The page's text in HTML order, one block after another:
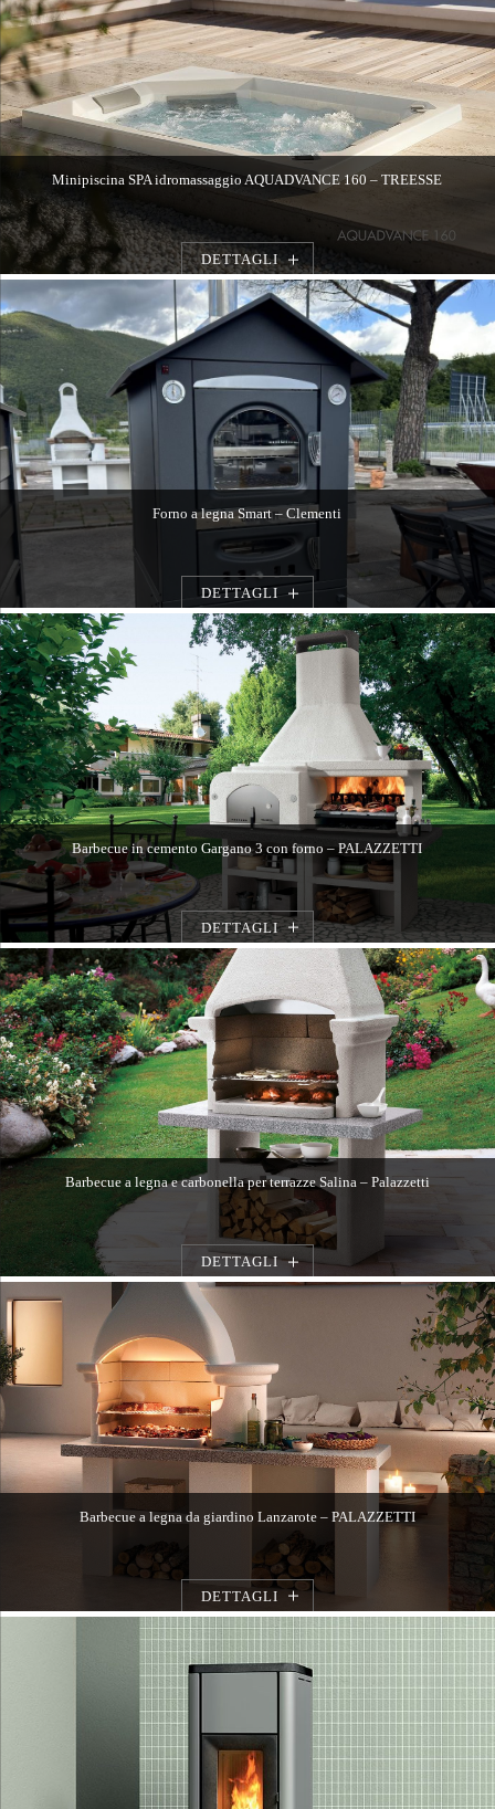
Minipiscina SPA idromassaggio AQUADVANCE 160 – TREESSE
DETTAGLI
Forno a legna Smart – Clementi
DETTAGLI
Barbecue in cemento Gargano 3 con forno – PALAZZETTI
DETTAGLI
Barbecue a legna e carbonella per terrazze Salina – Palazzetti
DETTAGLI
Barbecue a legna da giardino Lanzarote – PALAZZETTI
DETTAGLI